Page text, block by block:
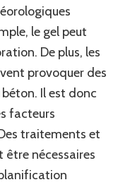
le gel peut
De plus, les
provoquer des
Il est donc
facteurs
traitements et
être nécessaires